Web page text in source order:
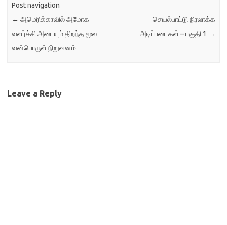
Post navigation
← அமெரிக்காவில் அமோக
வளர்ச்சி அடையும் திறந்த மூல
வன்பொருள் நிறுவனம்
செயல்பாட்டு நிரலாக்க
அடிப்படைகள் – பகுதி 1 →
Leave a Reply